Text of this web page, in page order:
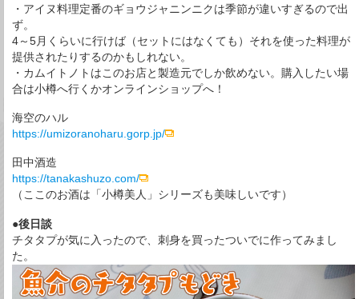
・アイヌ料理定番のギョウジャニンニクは季節が違いすぎるので出
ず。
4～5月くらいに行けば（セットにはなくても）それを使った料理が
提供されたりするのかもしれない。
・カムイトノトはこのお店と製造元でしか飲めない。購入したい場
合は小樽へ行くかオンラインショップへ！
海空のハル
https://umizoranoharu.gorp.jp/
田中酒造
https://tanakashuzo.com/
（ここのお酒は「小樽美人」シリーズも美味しいです）
●後日談
チタタプが気に入ったので、刺身を買ったついでに作ってみまし
た。